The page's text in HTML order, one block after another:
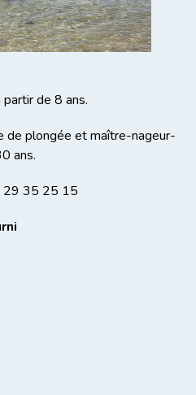
de 8 ans.
de plongée et maître-nageur-
ans.
29 35 25 15